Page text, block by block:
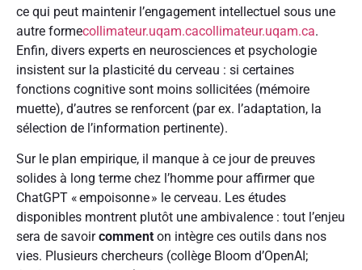
ce qui peut maintenir l’engagement intellectuel sous une
autre formecollimateur.uqam.cacollimateur.uqam.ca.
Enfin, divers experts en neurosciences et psychologie
insistent sur la plasticité du cerveau : si certaines
fonctions cognitive sont moins sollicitées (mémoire
muette), d’autres se renforcent (par ex. l’adaptation, la
sélection de l’information pertinente).
Sur le plan empirique, il manque à ce jour de preuves
solides à long terme chez l’homme pour affirmer que
ChatGPT « empoisonne » le cerveau. Les études
disponibles montrent plutôt une ambivalence : tout l’enjeu
sera de savoircomment on intègre ces outils dans nos
vies. Plusieurs chercheurs (collège Bloom d’OpenAI;